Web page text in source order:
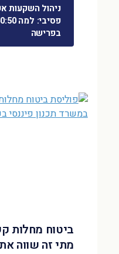
ניהול השקעות
בפרישה
מתי זה שווה